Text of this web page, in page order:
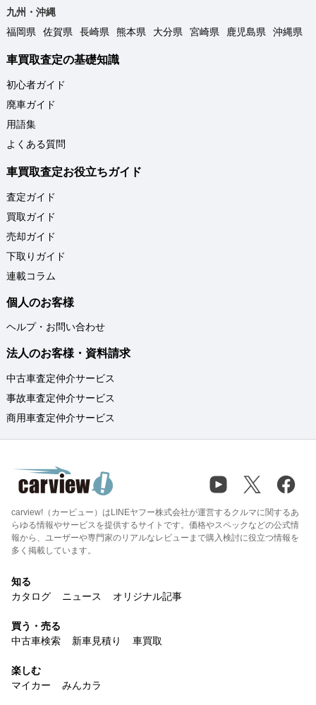
九州・沖縄
福岡県
佐賀県 長崎県 熊本県 大分県 宮崎県 鹿児島県 沖縄県
車買取査定の基礎知識
初心者ガイド
廃車ガイド
用語集
よくある質問
車買取査定お役立ちガイド
査定ガイド
買取ガイド
売却ガイド
下取りガイド
連載コラム
個人のお客様
ヘルプ・お問い合わせ
法人のお客様・資料請求
中古車査定仲介サービス
事故車査定仲介サービス
商用車査定仲介サービス
carview!（カービュー）はLINEヤフー株式会社が運営するクルマに関するあ
らゆる情報やサービスを提供するサイトです。価格やスペックなどの公式情
報から、ユーザーや専門家のリアルなレビューまで購入検討に役立つ情報を
多く掲載しています。
知る
カタログ
ニュース オリジナル記事
買う・売る
中古車検索
新車見積り 車買取
楽しむ
マイカー
みんカラ